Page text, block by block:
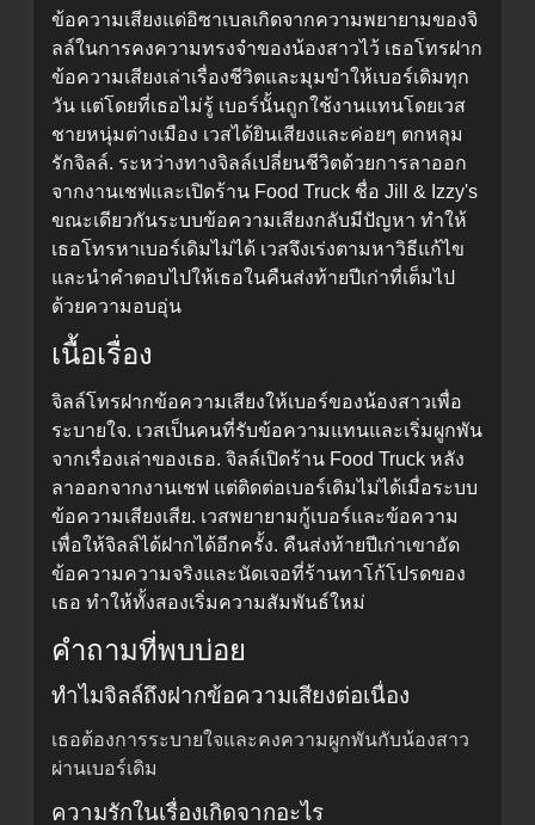
ข้อความเสียงแด่อิซาเบลเกิดจากความพยายามของจิ
ลล์ในการคงความทรงจำของน้องสาวไว้ เธอโทรฝาก
ข้อความเสียงเล่าเรื่องชีวิตและมุมขำให้เบอร์เดิมทุก
วัน แต่โดยที่เธอไม่รู้ เบอร์นั้นถูกใช้งานแทนโดยเวส
ชายหนุ่มต่างเมือง เวสได้ยินเสียงและค่อยๆ ตกหลุม
รักจิลล์. ระหว่างทางจิลล์เปลี่ยนชีวิตด้วยการลาออก
จากงานเชฟและเปิดร้าน Food Truck ชื่อ Jill & Izzy's
ขณะเดียวกันระบบข้อความเสียงกลับมีปัญหา ทำให้
เธอโทรหาเบอร์เดิมไม่ได้ เวสจึงเร่งตามหาวิธีแก้ไข
และนำคำตอบไปให้เธอในคืนส่งท้ายปีเก่าที่เต็มไป
ด้วยความอบอุ่น
เนื้อเรื่อง
จิลล์โทรฝากข้อความเสียงให้เบอร์ของน้องสาวเพื่อ
ระบายใจ. เวสเป็นคนที่รับข้อความแทนและเริ่มผูกพัน
จากเรื่องเล่าของเธอ. จิลล์เปิดร้าน Food Truck หลัง
ลาออกจากงานเชฟ แต่ติดต่อเบอร์เดิมไม่ได้เมื่อระบบ
ข้อความเสียงเสีย. เวสพยายามกู้เบอร์และข้อความ
เพื่อให้จิลล์ได้ฝากได้อีกครั้ง. คืนส่งท้ายปีเก่าเขาอัด
ข้อความความจริงและนัดเจอที่ร้านทาโก้โปรดของ
เธอ ทำให้ทั้งสองเริ่มความสัมพันธ์ใหม่
คำถามที่พบบ่อย
ทำไมจิลล์ถึงฝากข้อความเสียงต่อเนื่อง
เธอต้องการระบายใจและคงความผูกพันกับน้องสาว
ผ่านเบอร์เดิม
ความรักในเรื่องเกิดจากอะไร